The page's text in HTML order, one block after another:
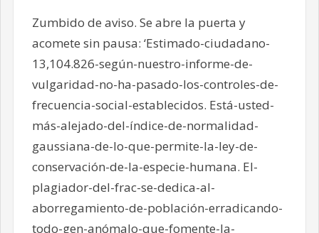
Zumbido de aviso. Se abre la puerta y
acomete sin pausa: ‘Estimado-ciudadano-
13,104.826-según-nuestro-informe-de-
vulgaridad-no-ha-pasado-los-controles-de-
frecuencia-social-establecidos. Está-usted-
más-alejado-del-índice-de-normalidad-
gaussiana-de-lo-que-permite-la-ley-de-
conservación-de-la-especie-humana. El-
plagiador-del-frac-se-dedica-al-
aborregamiento-de-población-erradicando-
todo-gen-anómalo-que-fomente-la-